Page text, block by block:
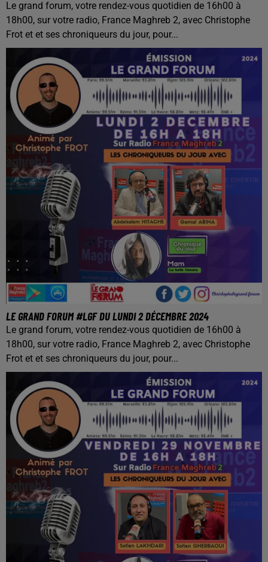
Le grand forum, votre rendez-vous quotidien de 16h00 à
18h00, sur votre radio, France Maghreb 2, avec Christophe
Frot et et ses chroniqueurs du jour, pour...
LE GRAND FORUM #LGF DU LUNDI 2 DÉCEMBRE 2024
Le grand forum, votre rendez-vous quotidien de 16h00 à
18h00, sur votre radio, France Maghreb 2, avec Christophe
Frot et et ses chroniqueurs du jour, pour...